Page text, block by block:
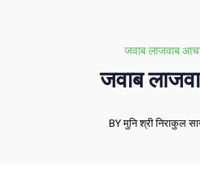
जवाब लाजवाब
जवाब
BY मुनि श्री निराकुल